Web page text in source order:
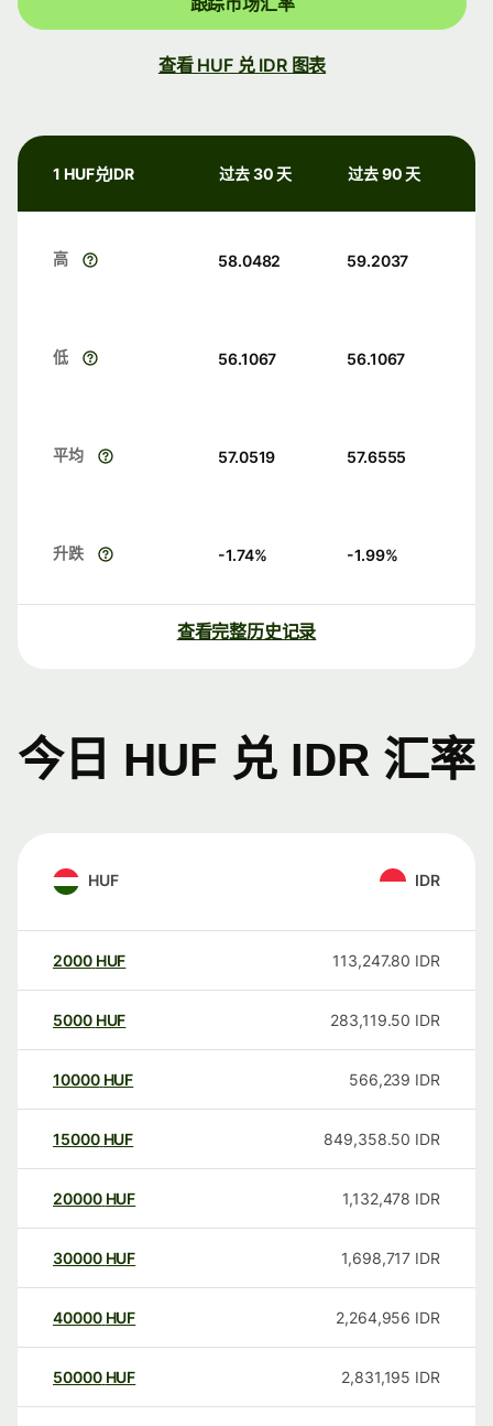
查看 HUF 兑 IDR 图表
1 HUF兑IDR 过去 30 天 过去 90 天
高 58.0482 59.2037
低 56.1067 56.1067
平均 57.0519 57.6555
升跌 -1.74% -1.99%
查看完整历史记录
今日 HUF 兑 IDR 汇率
HUF IDR
2000 HUF 113,247.80 IDR
5000 HUF 283,119.50 IDR
10000 HUF 566,239 IDR
15000 HUF 849,358.50 IDR
20000 HUF 1,132,478 IDR
30000 HUF 1,698,717 IDR
40000 HUF 2,264,956 IDR
50000 HUF 2,831,195 IDR